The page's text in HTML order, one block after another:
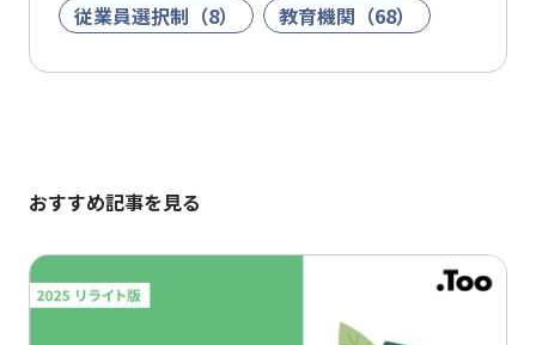
従業員選択制（8）
教育機関（68）
おすすめ記事を見る